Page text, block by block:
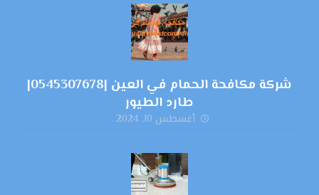
شركة مكافحة الحمام في العين |0545307678|
طارد الطيور
أغسطس 10, 2024